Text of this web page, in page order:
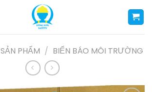
SẢN PHẨM / BIỂN BÁO MÔI TRƯỜNG